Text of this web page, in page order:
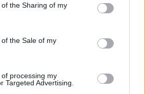
the Sharing of my
the Sale of my
processing my
Targeted Advertising.
Vecchio dall'ex compagna
ai giornalisti